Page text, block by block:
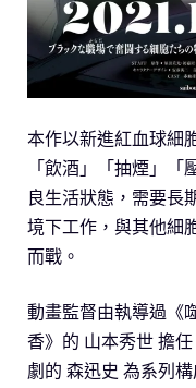
本作以新進紅血球細
「飲酒」「抽煙」
良生活狀態，需要長
境下工作，與其他細
而戰。
動畫監督由執導過《
香》的 山本秀世 擔
劇的 森迅史 為系列